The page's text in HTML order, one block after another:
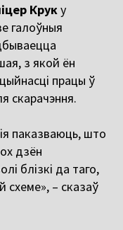
Круку
галоўныя
з якой ён
працы ў
скарачэння.
паказваюць, што
дзён
блізкі да таго,
схеме», – сказаў